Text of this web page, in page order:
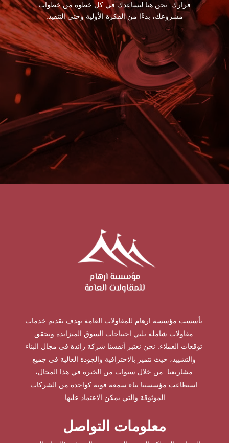
قرارك. نحن هنا لنساعدك في كل خطوة من خطوات
مشروعك، بدءًا من الفكرة الأولية وحتى التنفيذ.
تأسست مؤسسة ارهام للمقاولات العامة بهدف تقديم خدمات
مقاولات شاملة تلبي احتياجات السوق المتزايدة وتحقق
توقعات العملاء. نحن نعتبر أنفسنا شركة رائدة في مجال البناء
والتشييد، حيث نتميز بالاحترافية والجودة العالية في جميع
مشاريعنا. من خلال سنوات من الخبرة في هذا المجال،
استطاعت مؤسستنا بناء سمعة قوية كواحدة من الشركات
الموثوقة والتي يمكن الاعتماد عليها.
معلومات التواصل